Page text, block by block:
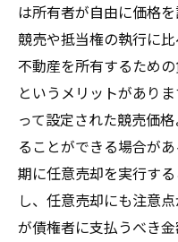
は所有者が自由に価格
競売や抵当権の執行に
不動産を所有するため
というメリットがあり
って設定された競売価
ることができる場合が
期に任意売却を実行す
し、任意売却にも注意
が債権者に支払うべき